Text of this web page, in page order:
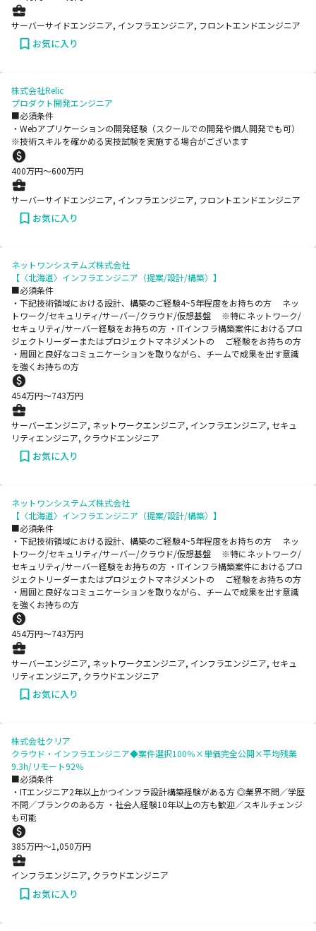
サーバーサイドエンジニア, インフラエンジニア, フロントエンドエンジニア
お気に入り
株式会社Relic
プロダクト開発エンジニア
■必須条件
・Webアプリケーションの開発経験（スクールでの開発や個人開発でも可）
※技術スキルを確かめる実技試験を実施する場合がございます
400万円〜600万円
サーバーサイドエンジニア, インフラエンジニア, フロントエンドエンジニア
お気に入り
ネットワンシステムズ株式会社
【〈北海道〉インフラエンジニア（提案/設計/構築）】
■必須条件
・下記技術領域における設計、構築のご経験4~5年程度をお持ちの方 ネッ
トワーク/セキュリティ/サーバー/クラウド/仮想基盤 ※特にネットワーク/
セキュリティ/サーバー経験をお持ちの方 ・ITインフラ構築案件におけるプロ
ジェクトリーダーまたはプロジェクトマネジメントの ご経験をお持ちの方
・周囲と良好なコミュニケーションを取りながら、チームで成果を出す意識
を強くお持ちの方
454万円〜743万円
サーバーエンジニア, ネットワークエンジニア, インフラエンジニア, セキュ
リティエンジニア, クラウドエンジニア
お気に入り
ネットワンシステムズ株式会社
【〈北海道〉インフラエンジニア（提案/設計/構築）】
■必須条件
・下記技術領域における設計、構築のご経験4~5年程度をお持ちの方 ネッ
トワーク/セキュリティ/サーバー/クラウド/仮想基盤 ※特にネットワーク/
セキュリティ/サーバー経験をお持ちの方 ・ITインフラ構築案件におけるプロ
ジェクトリーダーまたはプロジェクトマネジメントの ご経験をお持ちの方
・周囲と良好なコミュニケーションを取りながら、チームで成果を出す意識
を強くお持ちの方
454万円〜743万円
サーバーエンジニア, ネットワークエンジニア, インフラエンジニア, セキュ
リティエンジニア, クラウドエンジニア
お気に入り
株式会社クリア
クラウド・インフラエンジニア◆案件選択100％×単価完全公開×平均残業
9.3h/リモート92％
■必須条件
・ITエンジニア2年以上かつインフラ設計構築経験がある方 ◎業界不問／学歴
不問／ブランクのある方 ・社会人経験10年以上の方も歓迎／スキルチェンジ
も可能
385万円〜1,050万円
インフラエンジニア, クラウドエンジニア
お気に入り